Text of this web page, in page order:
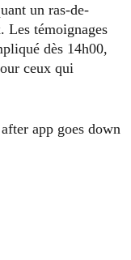
un ras-de-
Les témoignages
dès 14h00,
ceux qui